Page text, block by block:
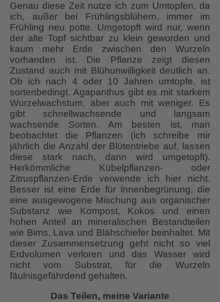
Genau diese Zeit nutze ich zum Umtopfen, da
ich, außer bei Frühlingsblühern, immer im
Frühling neu potte. Umgetopft wird nur, wenn
der alte Topf sichtbar zu klein geworden und
kaum mehr Erde zwischen den Wurzeln
vorhanden ist. Die Pflanze zeigt diesen
Zustand auch mit Blühunwilligkeit deutlich an.
Ob ich nach 4 oder 10 Jahren umtopfe, ist
sortenbedingt. Agapanthus gibt es mit starkem
Wurzelwachstum, aber auch mit weniger. Es
gibt schnellwachsende und langsam
wachsende Sorten. Am besten ist, man
beobachtet die Pflanzen (ich schreibe mir
jährlich die Anzahl der Blütentriebe auf, lassen
diese stark nach, dann wird umgetopft).
Herkömmliche Kübelpflanzen- oder
Zitruspflanzen-Erde verwende ich hier nicht.
Besser ist eine Erde für Innenbegrünung, die
eine ausgewogene Mischung aus organischer
Substanz wie Kompost, Kokos und einen
hohen Anteil an mineralischen Bestandteilen
wie Bims, Lava und Blähschiefer beinhaltet. Mit
dieser Zusammensetzung geht nicht so viel
Erdvolumen verloren und das Wasser wird
nicht vom Substrat, für die Wurzeln
fäulnisgefährdend gehalten.
Das Teilen, meine Variante